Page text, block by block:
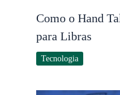
Como o Hand
para Libras
Tecnologia